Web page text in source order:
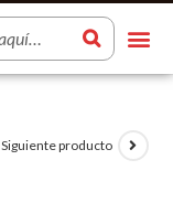
Siguiente producto